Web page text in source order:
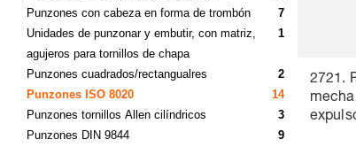
Punzones con cabeza en forma de trombón
7
Unidades de punzonar y embutir, con matriz,
agujeros para tornillos de chapa
1
Punzones cuadrados/rectangualres
2
Punzones ISO 8020
14
Punzones tornillos Allen cilíndricos
3
Punzones DIN 9844
9
2721.